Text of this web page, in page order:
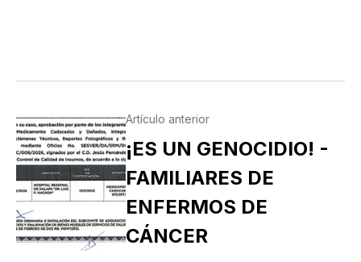
Artículo anterior
¡ES UN GENOCIDIO! -
FAMILIARES DE
ENFERMOS DE
CÁNCER